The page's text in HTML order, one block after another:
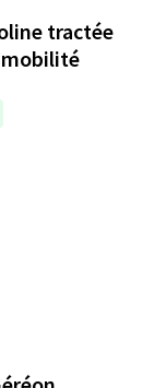
tractée
mobilité